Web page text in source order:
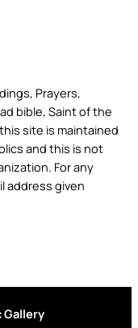
Prayers,
bible, Saint of the
site is maintained
and this is not
For any
address given
Gallery